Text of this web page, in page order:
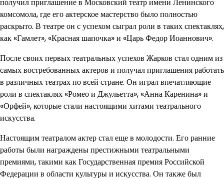
получил приглашение в Московский театр имени Ленинского
комсомола, где его актерское мастерство было полностью
раскрыто. В театре он с успехом сыграл роли в таких спектаклях,
как «Гамлет», «Красная шапочка» и «Царь Федор Иоаннович».
После своих первых театральных успехов Жарков стал одним из
самых востребованных актеров и получал приглашения работать
в различных театрах по всей стране. Он играл впечатляющие
роли в спектаклях «Ромео и Джульетта», «Анна Каренина» и
«Орфей», которые стали настоящими хитами театрального
искусства.
Настоящим театралом актер стал еще в молодости. Его ранние
работы были награждены престижными театральными
премиями, такими как Государственная премия Российской
Федерации в области культуры и искусства. Он также был